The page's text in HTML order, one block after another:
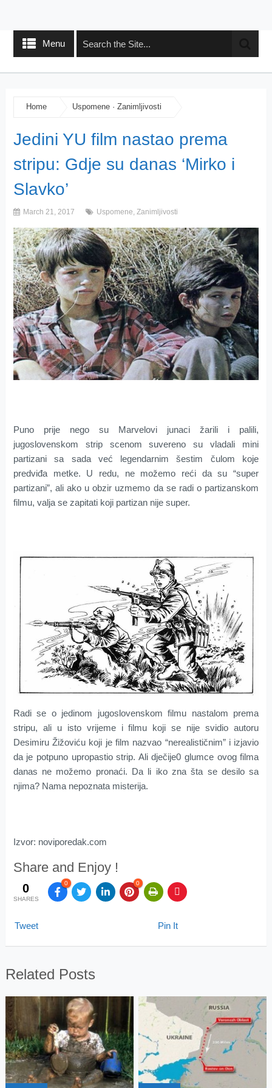
Menu
Home Uspomene· Zanimljivosti
Jedini YU film nastao prema
stripu: Gdje su danas ‘Mirko i
Slavko’
March 21, 2017 Uspomene, Zanimljivosti
Puno prije nego su Marvelovi junaci žarili i palili,
jugoslovenskom strip scenom suvereno su vladali mini
partizani sa sada već legendarnim šestim čulom koje
predviđa metke. U redu, ne možemo reći da su “super
partizani”, ali ako u obzir uzmemo da se radi o partizanskom
filmu, valja se zapitati koji partizan nije super.
Radi se o jedinom jugoslovenskom filmu nastalom prema
stripu, ali u isto vrijeme i filmu koji se nije svidio autoru
Desimiru Žižoviću koji je film nazvao “nerealističnim” i izjavio
da je potpuno upropastio strip. Ali dječije0 glumce ovog filma
danas ne možemo pronaći. Da li iko zna šta se desilo sa
njima? Nama nepoznata misterija.
Izvor: noviporedak.com
Share and Enjoy !
0
SHARES
0 0
Tweet Pin It
Related Posts